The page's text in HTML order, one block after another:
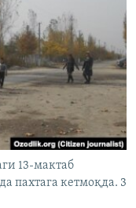
13-мактаб
пахтага кетмоқда. 3